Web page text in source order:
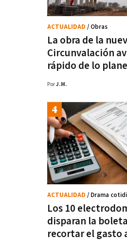
La obra de la
Circunvalación
rápido de lo
ACTUALIDAD / Obras
PorJ.M.
Los 10
disparan la
recortar el gasto
ACTUALIDAD / Drama